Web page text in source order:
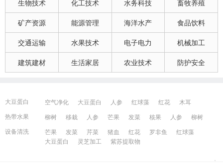
生物技术 化工技术 水务科技 畜牧养殖
矿产资源 能源管理 海洋水产 食品饮料
交通运输 水果技术 电子电力 机械加工
建筑建材 生活家居 农业技术 防护安全
大豆蛋白 空气净化 大豆蛋白 人参 红球藻 红花
木耳
红花
芒果 红球藻 芹菜 养鸭 芒果 芹菜
热带水果 柳树 移栽 人参 芒果 发菜 核果 人参
柳树
大豆蛋白
人参 发菜 猪血 红花 柳树
发菜
宁波百姓网
镇江百姓网 湖州百姓网
设备清洗 芒果 发菜 芹菜 猪血 红花 罗非鱼
红球藻
大豆蛋白
灵芝加工 紫苏提取物